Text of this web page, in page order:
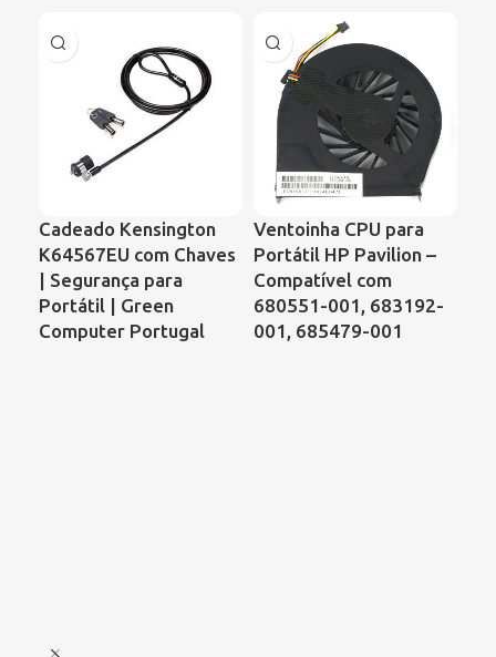
Cadeado Kensington
K64567EU com Chaves
| Segurança para
Portátil | Green
Computer Portugal
Ventoinha CPU para
Portátil HP Pavilion –
Compatível com
680551-001, 683192-
001, 685479-001